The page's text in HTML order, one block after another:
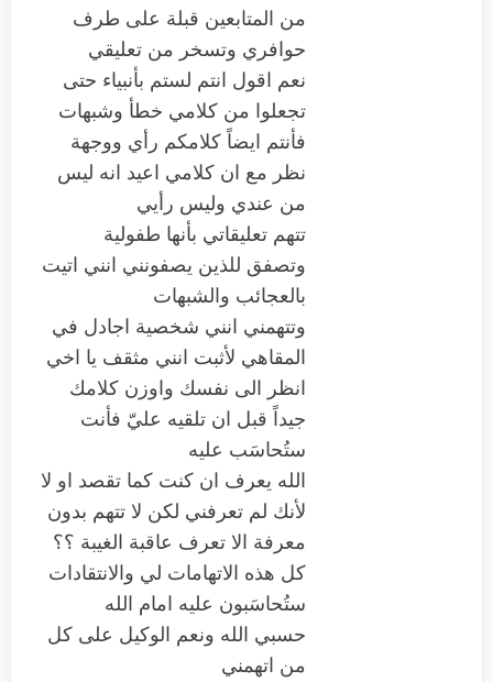
من المتابعين قبلة على طرف
حوافري وتسخر من تعليقي
نعم اقول انتم لستم بأنبياء حتى
تجعلوا من كلامي خطأ وشبهات
فأنتم ايضاً كلامكم رأي ووجهة
نظر مع ان كلامي اعيد انه ليس
من عندي وليس رأيي
تتهم تعليقاتي بأنها طفولية
وتصفق للذين يصفونني انني اتيت
بالعجائب والشبهات
وتتهمني انني شخصية اجادل في
المقاهي لأثبت انني مثقف يا اخي
انظر الى نفسك واوزن كلامك
جيداً قبل ان تلقيه عليّ فأنت
ستُحاسَب عليه
الله يعرف ان كنت كما تقصد او لا
لأنك لم تعرفني لكن لا تتهم بدون
معرفة الا تعرف عاقبة الغيبة ؟؟
كل هذه الاتهامات لي والانتقادات
ستُحاسَبون عليه امام الله
حسبي الله ونعم الوكيل على كل
من اتهمني